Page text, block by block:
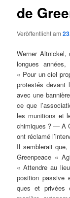
de
Veröffentlicht am
Wer­ner Alt­ni­ckel,
longues
« Pour un ciel
pro­tes­tés devant
avec une
ce que
les muni­ti­ons et
chi­mi­ques ? — A
ont récla­mé
Il sem­blerait
Green­peace «
« Attendre au
posi­ti­on pas­si­ve
ques et pri­vées